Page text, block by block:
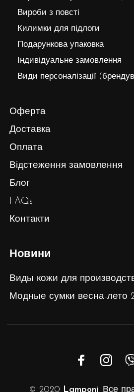
Вироби з повсті
Килимки для підлоги
Подарункова упаковка
Індивідуальне замовлення
Види персоналізації
Оферта
Доставка
Оплата
Відстеження замовлення
Блог
FAQs
Контакти
Новини
Виды кожи для
Модные сумки весна-лето
© 2020 Lamponi. Все